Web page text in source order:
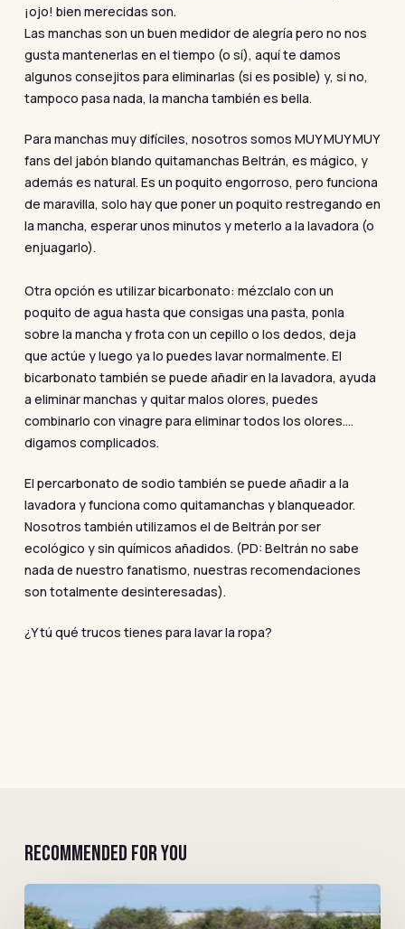
¡ojo! bien merecidas son.
Las manchas son un buen medidor de alegría pero no nos
gusta mantenerlas en el tiempo (o sí), aquí te damos
algunos consejitos para eliminarlas (si es posible) y, si no,
tampoco pasa nada, la mancha también es bella.
Para manchas muy difíciles, nosotros somos MUY MUY MUY
fans del jabón blando quitamanchas Beltrán, es mágico, y
además es natural. Es un poquito engorroso, pero funciona
de maravilla, solo hay que poner un poquito restregando en
la mancha, esperar unos minutos y meterlo a la lavadora (o
enjuagarlo).
Otra opción es utilizar bicarbonato: mézclalo con un
poquito de agua hasta que consigas una pasta, ponla
sobre la mancha y frota con un cepillo o los dedos, deja
que actúe y luego ya lo puedes lavar normalmente. El
bicarbonato también se puede añadir en la lavadora, ayuda
a eliminar manchas y quitar malos olores, puedes
combinarlo con vinagre para eliminar todos los olores….
digamos complicados.
El percarbonato de sodio también se puede añadir a la
lavadora y funciona como quitamanchas y blanqueador.
Nosotros también utilizamos el de Beltrán por ser
ecológico y sin químicos añadidos. (PD: Beltrán no sabe
nada de nuestro fanatismo, nuestras recomendaciones
son totalmente desinteresadas).
¿Y tú qué trucos tienes para lavar la ropa?
RECOMMENDED FOR YOU
de